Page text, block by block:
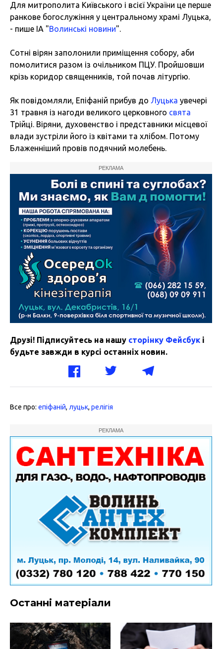
Для митрополита Київського і всієї України це перше
ранкове богослужіння у центральному храмі Луцька,
- пише ІА "Волинські новини".
Сотні вірян заполонили приміщення собору, аби
помолитися разом із очільником ПЦУ. Пройшовши
крізь коридор священників, той почав літургію.
Як повідомляли, Епіфаній прибув до Луцька увечері
31 травня із нагоди великого церковного свята
Трійці. Віряни, духовенство і представники місцевої
влади зустріли його із квітами та хлібом. Потому
Блаженніший провів подячний молебень.
РЕКЛАМА
Друзі! Підписуйтесь на нашу сторінку Фейсбук і
будьте завжди в курсі останніх новин.
Все про: епіфаній, луцьк, релігія
РЕКЛАМА
Останні матеріали